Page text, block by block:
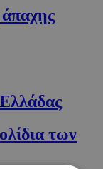
των